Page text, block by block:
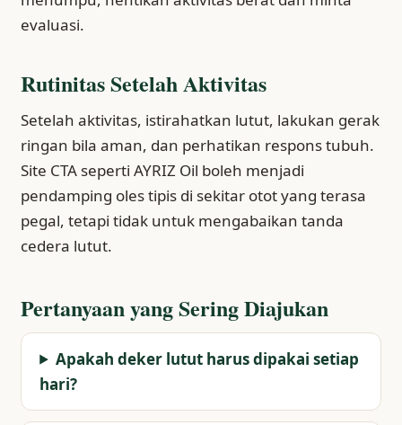
evaluasi.
Rutinitas Setelah Aktivitas
Setelah aktivitas, istirahatkan lutut, lakukan gerak
ringan bila aman, dan perhatikan respons tubuh.
Site CTA seperti AYRIZ Oil boleh menjadi
pendamping oles tipis di sekitar otot yang terasa
pegal, tetapi tidak untuk mengabaikan tanda
cedera lutut.
Pertanyaan yang Sering Diajukan
Apakah deker lutut harus dipakai setiap
hari?